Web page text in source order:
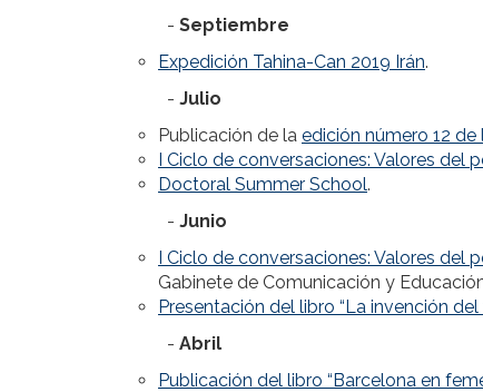
- Septiembre
Expedición Tahina-Can 2019 Irán.
- Julio
Publicación de la edición número 12 de
I Ciclo de conversaciones: Valores del
Doctoral Summer School.
- Junio
I Ciclo de conversaciones: Valores del
Gabinete de Comunicación y
Presentación del libro “La invención del
- Abril
Publicación del libro “Barcelona en